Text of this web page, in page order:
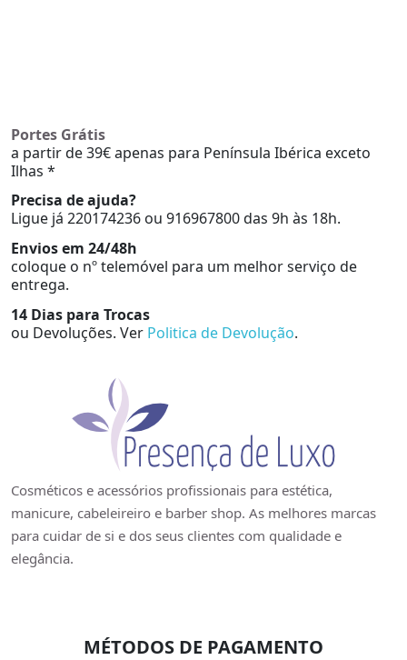
Portes Grátis
a partir de 39€ apenas para Península Ibérica exceto
Ilhas *
Precisa de ajuda?
Ligue já 220174236 ou 916967800 das 9h às 18h.
Envios em 24/48h
coloque o nº telemóvel para um melhor serviço de
entrega.
14 Dias para Trocas
ou Devoluções. Ver Politica de Devolução.
Cosméticos e acessórios profissionais para estética,
manicure, cabeleireiro e barber shop. As melhores marcas
para cuidar de si e dos seus clientes com qualidade e
elegância.
MÉTODOS DE PAGAMENTO